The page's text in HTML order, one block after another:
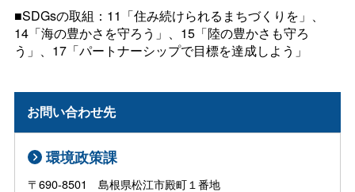
■SDGsの取組：11「住み続けられるまちづくりを」、
14「海の豊かさを守ろう」、15「陸の豊かさも守ろ
う」、17「パートナーシップで目標を達成しよう」
お問い合わせ先
環境政策課
〒690-8501 島根県松江市殿町１番地